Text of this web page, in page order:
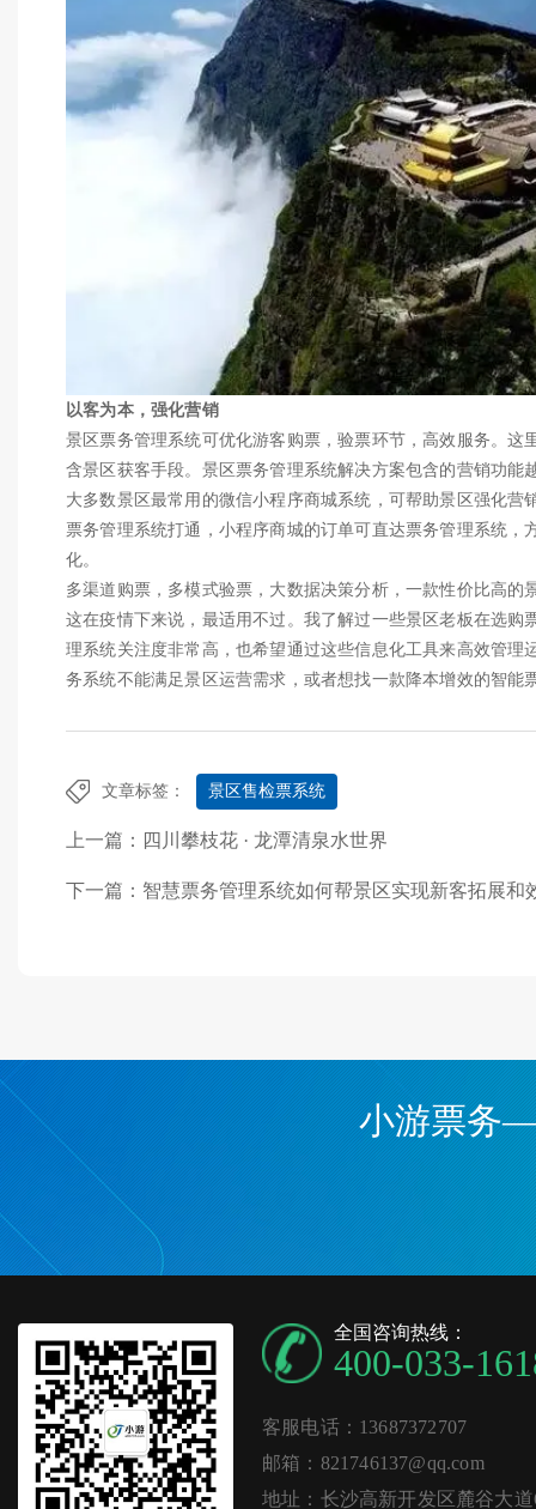
以客为本，强化营销
景区票务管理系统可优化游客购票，验票环节，高效服务。这
含景区获客手段。景区票务管理系统解决方案包含的营销功能
大多数景区最常用的微信小程序商城系统，可帮助景区强化
票务管理系统打通，小程序商城的订单可直达票务管理系统，
化。
多渠道购票，多模式验票，大数据决策分析，一款性价比高
这在疫情下来说，最适用不过。我了解过一些景区老板在选购
理系统关注度非常高，也希望通过这些信息化工具来高效管理
务系统不能满足景区运营需求，或者想找一款降本增效的智能
文章标签： 景区售检票系统
上一篇： 四川攀枝花 · 龙潭清泉水世界
下一篇： 智慧票务管理系统如何帮景区实现新客拓展和
小游票务
全国咨询热线：
400-033-
客服电话：13687372707
邮箱：821746137@qq.com
地址：长沙高新开发区麓谷大